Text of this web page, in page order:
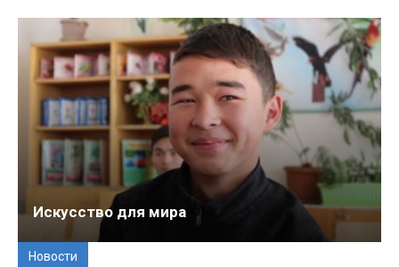
Искусство для мира
Новости